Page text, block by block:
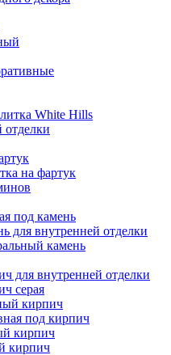
White Hills
отделки
на фартук
под камень
для внутренней отделки
камень
для внутренней отделки
серая
кирпич
под кирпич
кирпич
кирпич